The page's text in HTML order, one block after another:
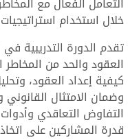
خلال استخدام
تقدم الدورة التدريبية في
العقود والحد من المخاطر
كيفية إعداد العقود،
وضمان الامتثال
التفاوض التعاقدي
قدرة المشاركين على